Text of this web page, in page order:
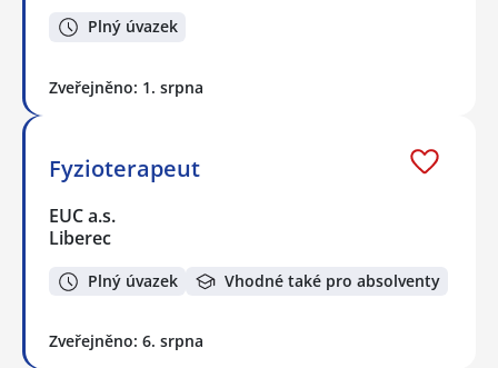
Plný úvazek
Zveřejněno: 1. srpna
Fyzioterapeut
EUC a.s.
Liberec
Plný úvazek Vhodné také pro absolventy
Zveřejněno: 6. srpna